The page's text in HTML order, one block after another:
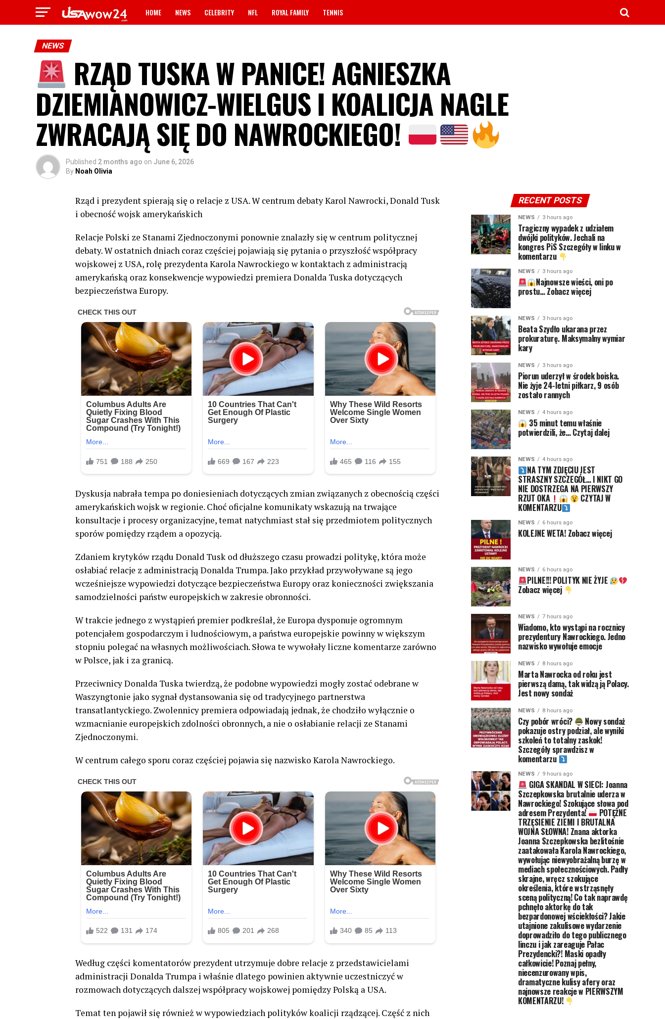
HOME NEWS CELEBRITY NFL ROYAL FAMILY TENNIS
NEWS
RZĄD TUSKA W PANICE! AGNIESZKA
DZIEMIANOWICZ-WIELGUS I KOALICJA NAGLE
ZWRACAJĄ SIĘ DO NAWROCKIEGO!
Published 2 months ago on June 6, 2026
By Noah Olivia
Rząd i prezydent spierają się o relacje z USA. W centrum debaty Karol Nawrocki, Donald Tusk
i obecność wojsk amerykańskich
Relacje Polski ze Stanami Zjednoczonymi ponownie znalazły się w centrum politycznej
debaty. W ostatnich dniach coraz częściej pojawiają się pytania o przyszłość współpracy
wojskowej z USA, rolę prezydenta Karola Nawrockiego w kontaktach z administracją
amerykańską oraz konsekwencje wypowiedzi premiera Donalda Tuska dotyczących
bezpieczeństwa Europy.
Dyskusja nabrała tempa po doniesieniach dotyczących zmian związanych z obecnością części
amerykańskich wojsk w regionie. Choć oficjalne komunikaty wskazują na trwające
konsultacje i procesy organizacyjne, temat natychmiast stał się przedmiotem politycznych
sporów pomiędzy rządem a opozycją.
Zdaniem krytyków rządu Donald Tusk od dłuższego czasu prowadzi politykę, która może
osłabiać relacje z administracją Donalda Trumpa. Jako przykład przywoływane są jego
wcześniejsze wypowiedzi dotyczące bezpieczeństwa Europy oraz konieczności zwiększania
samodzielności państw europejskich w zakresie obronności.
W trakcie jednego z wystąpień premier podkreślał, że Europa dysponuje ogromnym
potencjałem gospodarczym i ludnościowym, a państwa europejskie powinny w większym
stopniu polegać na własnych możliwościach. Słowa te wywołały liczne komentarze zarówno
w Polsce, jak i za granicą.
Przeciwnicy Donalda Tuska twierdzą, że podobne wypowiedzi mogły zostać odebrane w
Waszyngtonie jako sygnał dystansowania się od tradycyjnego partnerstwa
transatlantyckiego. Zwolennicy premiera odpowiadają jednak, że chodziło wyłącznie o
wzmacnianie europejskich zdolności obronnych, a nie o osłabianie relacji ze Stanami
Zjednoczonymi.
W centrum całego sporu coraz częściej pojawia się nazwisko Karola Nawrockiego.
Według części komentatorów prezydent utrzymuje dobre relacje z przedstawicielami
administracji Donalda Trumpa i właśnie dlatego powinien aktywnie uczestniczyć w
rozmowach dotyczących dalszej współpracy wojskowej pomiędzy Polską a USA.
Temat ten pojawił się również w wypowiedziach polityków koalicji rządzącej. Część z nich
RECENT POSTS
NEWS 3 hours ago
Tragiczny wypadek z udziałem
dwójki polityków. Jechali na
kongres PiS Szczegóły w linku w
komentarzu
NEWS 3 hours ago
Najnowsze wieści, oni po
prostu… Zobacz więcej
NEWS 3 hours ago
Beata Szydło ukarana przez
prokuraturę. Maksymalny wymiar
kary
NEWS 3 hours ago
Piorun uderzył w środek boiska.
Nie żyje 24-letni piłkarz, 9 osób
zostało rannych
NEWS 4 hours ago
35 minut temu właśnie
potwierdzili, że… Czytaj dalej
NEWS 4 hours ago
NA TYM ZDJĘCIU JEST
STRASZNY SZCZEGÓŁ… I NIKT GO
NIE DOSTRZEGA NA PIERWSZY
RZUT OKA CZYTAJ W
KOMENTARZU
NEWS 6 hours ago
KOLEJNE WETA! Zobacz więcej
NEWS 6 hours ago
PILNE!!! POLITYK NIE ŻYJE
Zobacz więcej
NEWS 7 hours ago
Wiadomo, kto wystąpi na rocznicy
prezydentury Nawrockiego. Jedno
nazwisko wywołuje emocje
NEWS 8 hours ago
Marta Nawrocka od roku jest
pierwszą damą, tak widzą ją Polacy.
Jest nowy sondaż
NEWS 8 hours ago
Czy pobór wróci? Nowy sondaż
pokazuje ostry podział, ale wyniki
szkoleń to totalny zaskok!
Szczegóły sprawdzisz w
komentarzu
NEWS 9 hours ago
GIGA SKANDAL W SIECI: Joanna
Szczepkowska brutalnie uderza w
Nawrockiego! Szokujące słowa pod
adresem Prezydenta! POTĘŻNE
TRZĘSIENIE ZIEMI I BRUTALNA
WOJNA SŁOWNA! Znana aktorka
Joanna Szczepkowska bezlitośnie
zaatakowała Karola Nawrockiego,
wywołując niewyobrażalną burzę w
mediach społecznościowych. Padły
skrajne, wręcz szokujące
określenia, które wstrząsnęły
sceną polityczną! Co tak naprawdę
pchnęło aktorkę do tak
bezpardonowej wściekłości? Jakie
utajnione zakulisowe wydarzenie
doprowadziło do tego publicznego
linczu i jak zareaguje Pałac
Prezydencki?! Maski opadły
całkowicie! Poznaj pełny,
niecenzurowany wpis,
dramatyczne kulisy afery oraz
najnowsze reakcje w PIERWSZYM
KOMENTARZU!